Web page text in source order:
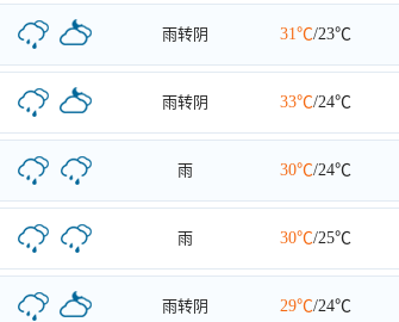
雨转阴 31℃/23℃
雨转阴 33℃/24℃
雨 30℃/24℃
雨 30℃/25℃
雨转阴 29℃/24℃